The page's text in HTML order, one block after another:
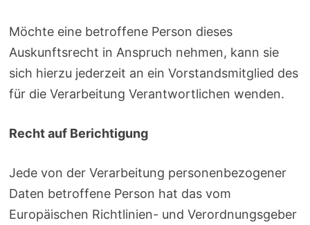
Möchte eine betroffene Person dieses
Auskunftsrecht in Anspruch nehmen, kann sie
sich hierzu jederzeit an ein Vorstandsmitglied des
für die Verarbeitung Verantwortlichen wenden.
Recht auf Berichtigung
Jede von der Verarbeitung personenbezogener
Daten betroffene Person hat das vom
Europäischen Richtlinien- und Verordnungsgeber